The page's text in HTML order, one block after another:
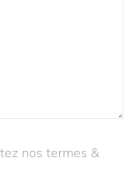
nos termes &